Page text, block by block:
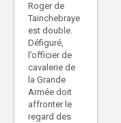
Roger de
Tainchebraye
est double.
Défiguré,
l’officier de
cavalerie de
la Grande
Armée doit
affronter le
regard des